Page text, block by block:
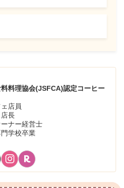
料料理協会(JSFCA)認定コーヒー
店員
店長
ーナー経営士
門学校卒業